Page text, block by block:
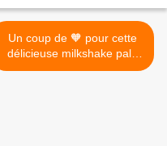
Un coup de 🧡 pour cette
délicieuse milkshake pale
ale #shaketheworld